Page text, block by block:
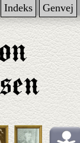
Indeks Genvej